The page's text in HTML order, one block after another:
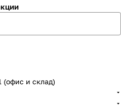
(офис и склад)